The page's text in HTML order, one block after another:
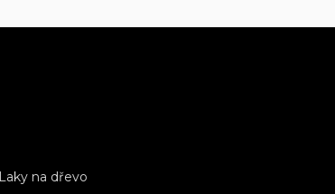
Laky na dřevo